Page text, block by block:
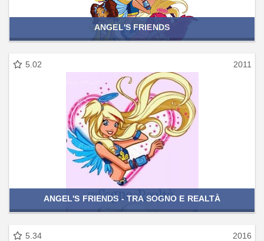
ANGEL'S FRIENDS
5.02 2011
ANGEL'S FRIENDS - TRA SOGNO E REALTÀ
5.34 2016